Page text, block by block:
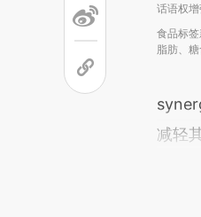
话语权增
食品标
脂肪、
减轻